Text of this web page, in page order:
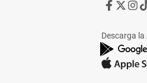
Ir
de
La
Voz
Ir
de
La
Voz
Ir
de
La
Descarga la